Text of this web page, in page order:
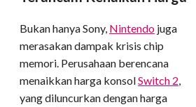
Bukan hanya Sony, Nintendo juga
merasakan dampak krisis chip
memori. Perusahaan berencana
menaikkan harga konsolSwitch 2
yang diluncurkan dengan harga